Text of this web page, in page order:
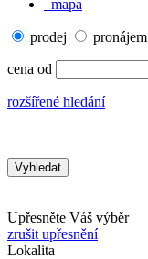
mapa
prodej pronájem
cena od
rozšířené hledání
Upřesněte Váš výběr
zrušit upřesnění
Lokalita